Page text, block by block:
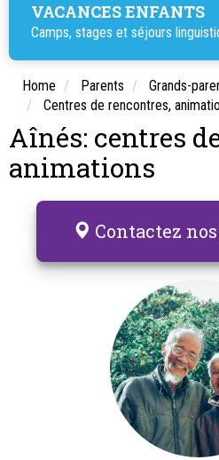
VACANCES ENFANTS
Camps, stages et séjours
Home Parents
Grands-
Centres de rencontres,
Aînés: centres
animations
Contactez